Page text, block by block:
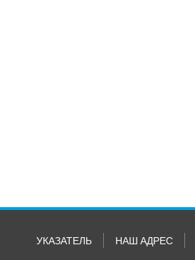
УКАЗАТЕЛЬ НАШ АДРЕС